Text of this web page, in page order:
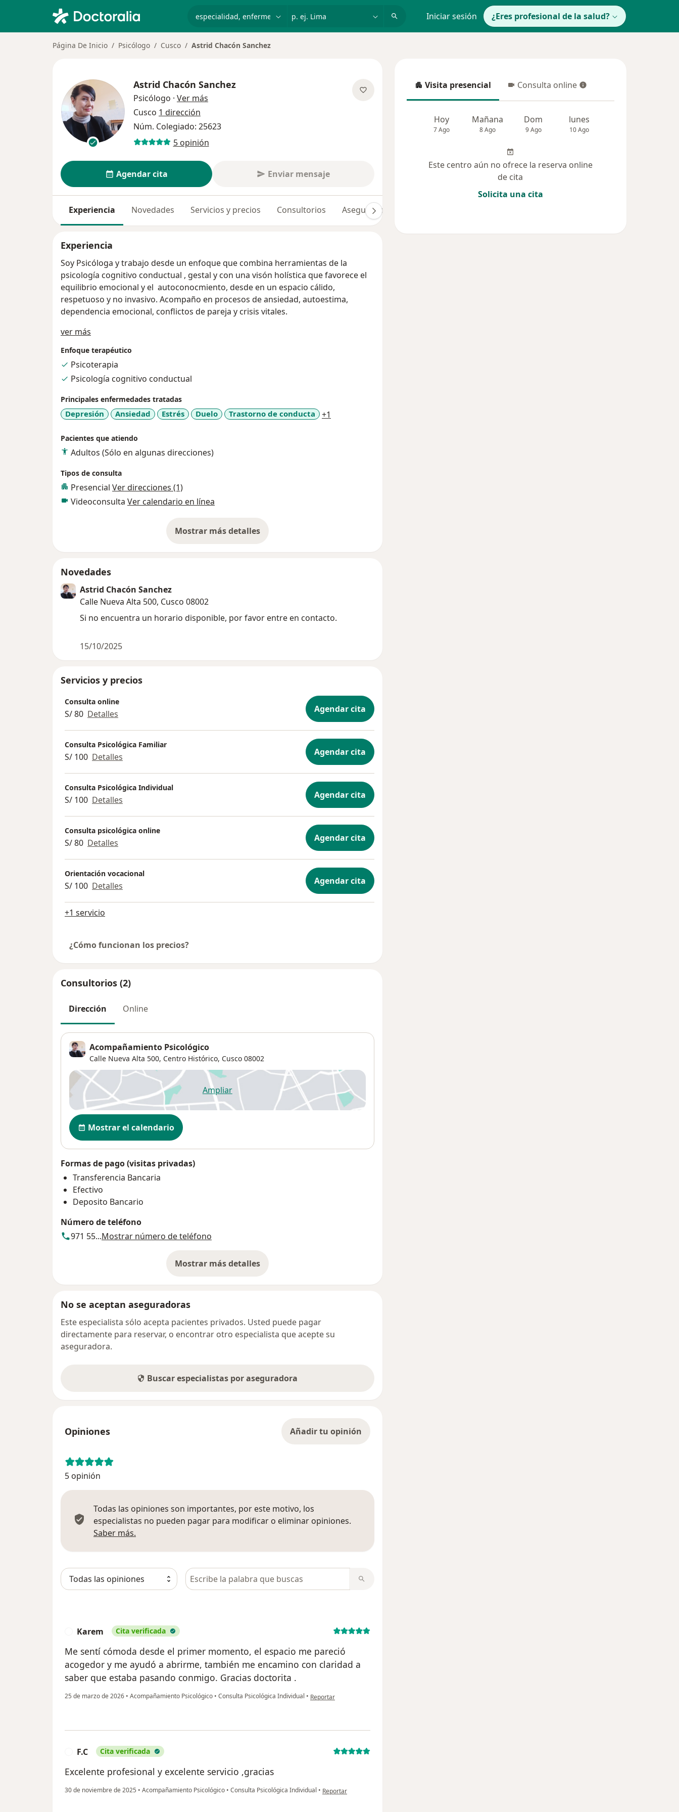
Iniciar sesión ¿Eres profesional de la salud?
Página De Inicio Psicólogo Cusco Astrid Chacón Sanchez
Astrid Chacón Sanchez
Psicólogo · Ver más
Cusco 1 dirección
Núm. Colegiado: 25623
5 opinión
Agendar cita Enviar mensaje
Experiencia Novedades Servicios y precios Consultorios Aseguradoras
Experiencia
Soy Psicóloga y trabajo desde un enfoque que combina herramientas de la
psicología cognitivo conductual , gestal y con una visón holística que favorece el
equilibrio emocional y el autoconocmiento, desde en un espacio cálido,
respetuoso y no invasivo. Acompaño en procesos de ansiedad, autoestima,
dependencia emocional, conflictos de pareja y crisis vitales.
ver más
Enfoque terapéutico
Psicoterapia
Psicología cognitivo conductual
Principales enfermedades tratadas
Depresión Ansiedad Estrés Duelo Trastorno de conducta +1
Pacientes que atiendo
Adultos (Sólo en algunas direcciones)
Tipos de consulta
Presencial Ver direcciones (1)
Videoconsulta Ver calendario en línea
Mostrar más detalles
sobre la experiencia
Novedades
Astrid Chacón Sanchez
Calle Nueva Alta 500, Cusco 08002
Si no encuentra un horario disponible, por favor entre en contacto.
15/10/2025
Servicios y precios
Consulta online
S/ 80 Detalles Agendar cita
Consulta Psicológica Familiar
S/ 100 Detalles Agendar cita
Consulta Psicológica Individual
S/ 100 Detalles Agendar cita
Consulta psicológica online
S/ 80 Detalles Agendar cita
Orientación vocacional
S/ 100 Detalles Agendar cita
+1 servicio
¿Cómo funcionan los precios?
Consultorios (2)
Dirección Online
Acompañamiento Psicológico
Calle Nueva Alta 500, Centro Histórico, Cusco 08002
Ampliarse abre en una nueva pestaña
Disponibilidad
Mostrar el calendario
Formas de pago (visitas privadas)
Transferencia Bancaria
Efectivo
Deposito Bancario
Número de teléfono
971 55...Mostrar número de teléfono
Mostrar más detalles
sobre la dirección
No se aceptan aseguradoras
Este especialista sólo acepta pacientes privados. Usted puede pagar
directamente para reservar, o encontrar otro especialista que acepte su
aseguradora.
Buscar especialistas por aseguradora
Opiniones Añadir tu opinión
5 opinión
Todas las opiniones son importantes, por este motivo, los
especialistas no pueden pagar para modificar o eliminar opiniones.
Saber más.
Busca en opiniones
Karem Cita verificada
Me sentí cómoda desde el primer momento, el espacio me pareció
acogedor y me ayudó a abrirme, también me encamino con claridad a
saber que estaba pasando conmigo. Gracias doctorita .
25 de marzo de 2026 • Acompañamiento Psicológico • Consulta Psicológica Individual • en opinión del usuario Karem
Reportar
F.C Cita verificada
Excelente profesional y excelente servicio ,gracias
30 de noviembre de 2025 • Acompañamiento Psicológico • Consulta Psicológica Individual • en opinión del usuario F.C
Reportar
Visita presencial
Visita presencial Consulta online
Consulta online
Hoy
7 Ago
Mañana
8 Ago
Dom
9 Ago
lunes
10 Ago
Este centro aún no ofrece la reserva online
de cita
Solicita una cita